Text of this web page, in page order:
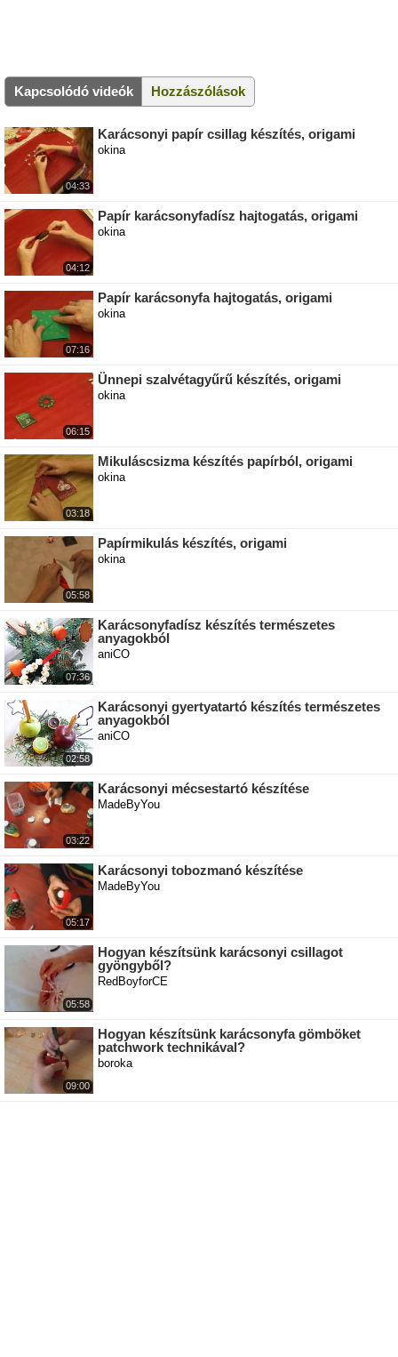
Kapcsolódó videók Hozzászólások
04:33
Karácsonyi papír csillag készítés, origami
okina
04:12
Papír karácsonyfadísz hajtogatás, origami
okina
07:16
Papír karácsonyfa hajtogatás, origami
okina
06:15
Ünnepi szalvétagyűrű készítés, origami
okina
03:18
Mikuláscsizma készítés papírból, origami
okina
05:58
Papírmikulás készítés, origami
okina
07:36
Karácsonyfadísz készítés természetes
anyagokból
aniCO
02:58
Karácsonyi gyertyatartó készítés természetes
anyagokból
aniCO
03:22
Karácsonyi mécsestartó készítése
MadeByYou
05:17
Karácsonyi tobozmanó készítése
MadeByYou
05:58
Hogyan készítsünk karácsonyi csillagot
gyöngyből?
RedBoyforCE
09:00
Hogyan készítsünk karácsonyfa gömböket
patchwork technikával?
boroka